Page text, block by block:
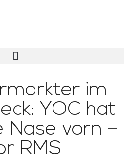
im
YOC hat
Nase vorn –
RMS